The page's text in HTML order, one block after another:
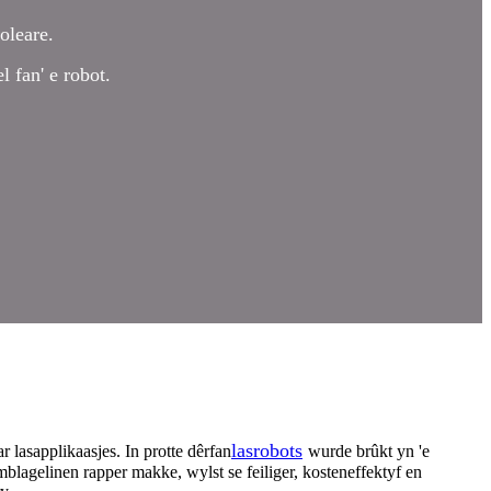
fan' e robot.
In protte dêrfanlasrobots wurde brûkt yn 'e
rapper makke, wylst se feiliger, kosteneffektyf en